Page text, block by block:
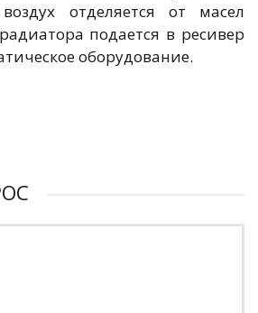
отделяется от масел
подается в ресивер
оборудование.